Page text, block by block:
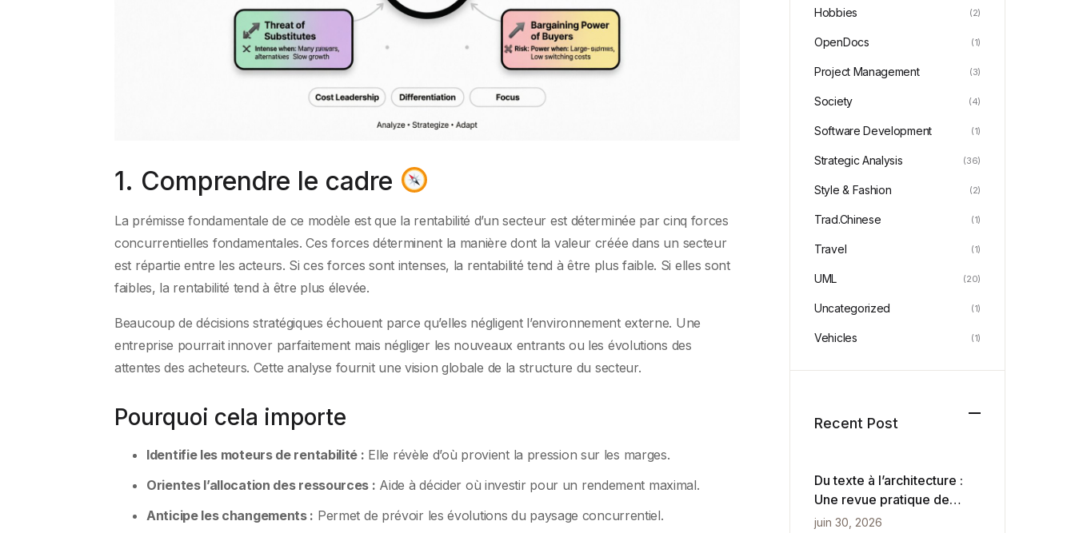
1. Comprendre le cadre
La prémisse fondamentale de ce modèle est que la rentabilité d’un secteur est déterminée par cinq forces
concurrentielles fondamentales. Ces forces déterminent la manière dont la valeur créée dans un secteur
est répartie entre les acteurs. Si ces forces sont intenses, la rentabilité tend à être plus faible. Si elles sont
faibles, la rentabilité tend à être plus élevée.
Beaucoup de décisions stratégiques échouent parce qu’elles négligent l’environnement externe. Une
entreprise pourrait innover parfaitement mais négliger les nouveaux entrants ou les évolutions des
attentes des acheteurs. Cette analyse fournit une vision globale de la structure du secteur.
Pourquoi cela importe
Identifie les moteurs de rentabilité : Elle révèle d’où provient la pression sur les marges.
Orientes l’allocation des ressources : Aide à décider où investir pour un rendement maximal.
Anticipe les changements : Permet de prévoir les évolutions du paysage concurrentiel.
Hobbies (2)
OpenDocs (1)
Project Management (3)
Society (4)
Software Development (1)
Strategic Analysis (36)
Style & Fashion (2)
Trad.Chinese (1)
Travel (1)
UML (20)
Uncategorized (1)
Vehicles (1)
Recent Post
Du texte à l’architecture :
Une revue pratique de
VPasCode et du
juin 30, 2026